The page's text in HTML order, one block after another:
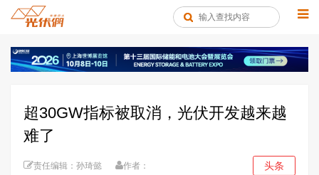
超30GW指标被取消，光伏开发越来越
难了
责任编辑：孙琦懿
作者：
头条